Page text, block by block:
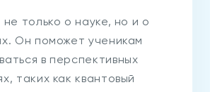
только о науке, но и о
Он поможет ученикам
в перспективных
таких как квантовый